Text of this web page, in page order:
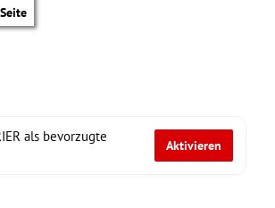
als bevorzugte
Aktivieren